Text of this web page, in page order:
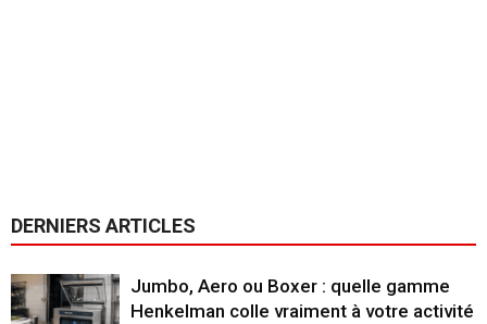
DERNIERS ARTICLES
Jumbo, Aero ou Boxer : quelle gamme
Henkelman colle vraiment à votre activité